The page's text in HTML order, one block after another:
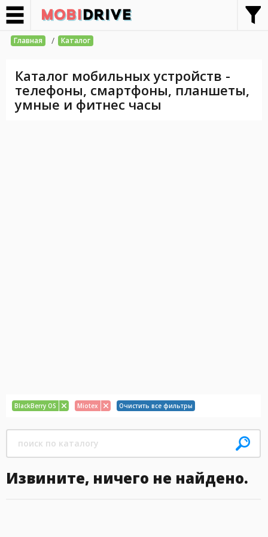
Главная / Каталог
Каталог мобильных устройств -
телефоны, смартфоны, планшеты,
умные и фитнес часы
BlackBerry OS Miotex Очистить все фильтры
Извините, ничего не найдено.